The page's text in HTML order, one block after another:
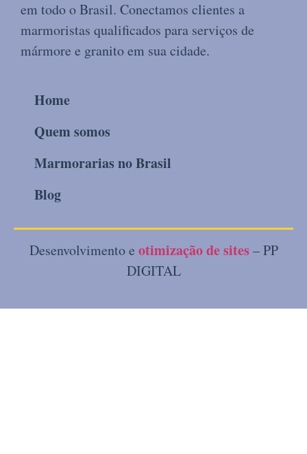
em todo o Brasil. Conectamos clientes a
marmoristas qualificados para serviços de
mármore e granito em sua cidade.
Home
Quem somos
Marmorarias no Brasil
Blog
Desenvolvimento e otimização de sites – PP
DIGITAL